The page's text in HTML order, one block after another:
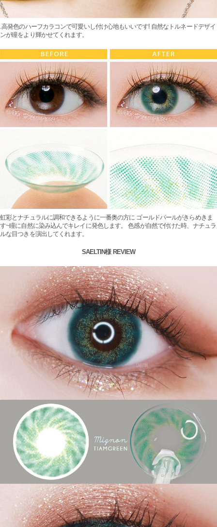
.高発色のハーフカラコンで可愛いし付け心地もいいです! 自然なトルネードデザイ
ンが瞳をより輝かせてくれます。
虹彩とナチュラルに調和できるように一番奥の方に ゴールドパールがきらめきま
す~瞳に自然に染み込んでキレイに発色します。 色感が自然で付けた時、ナチュラ
ルな目つきを演出してくれます。
SAELTIN様 REVIEW